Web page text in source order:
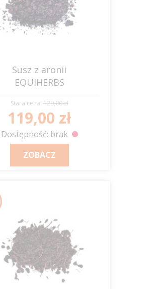
Susz z aronii
EQUIHERBS
Stara cena: 129,00 zł
119,00 zł
Dostępność: brak
ZOBACZ